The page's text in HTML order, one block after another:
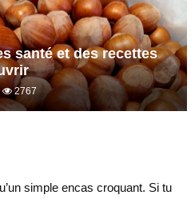
santé et des recettes
2767
simple encas croquant. Si tu